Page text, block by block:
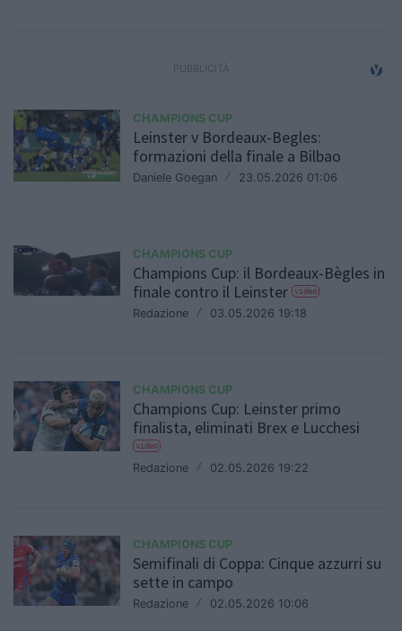
CHAMPIONS CUP
Leinster v Bordeaux-Begles:
formazioni della finale a Bilbao
Daniele Goegan / 23.05.2026 01:06
CHAMPIONS CUP
Champions Cup: il Bordeaux-Bègles in
finale contro il Leinster video
Redazione / 03.05.2026 19:18
CHAMPIONS CUP
Champions Cup: Leinster primo
finalista, eliminati Brex e Lucchesi
video
Redazione / 02.05.2026 19:22
CHAMPIONS CUP
Semifinali di Coppa: Cinque azzurri su
sette in campo
Redazione / 02.05.2026 10:06